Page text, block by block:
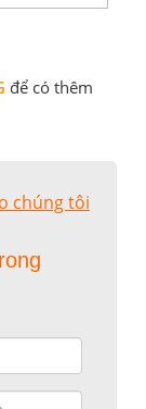
để có thêm
chúng tôi